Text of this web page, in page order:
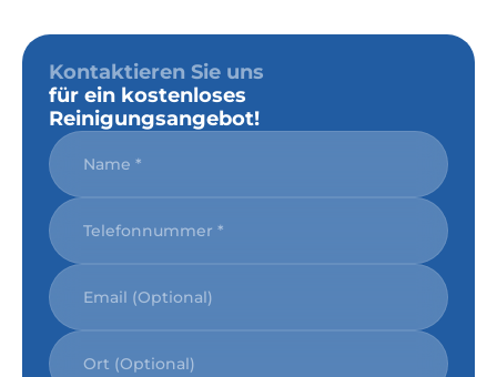
Kontaktieren Sie uns
für ein kostenloses
Reinigungsangebot!